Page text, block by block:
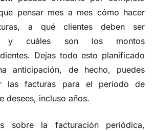
pensar mes a mes cómo hacer
a qué clientes deben ser
y cuáles son los montos
Dejas todo esto planificado
anticipación, de hecho, puedes
las facturas para el período de
desees, incluso años.
sobre la facturación periódica,